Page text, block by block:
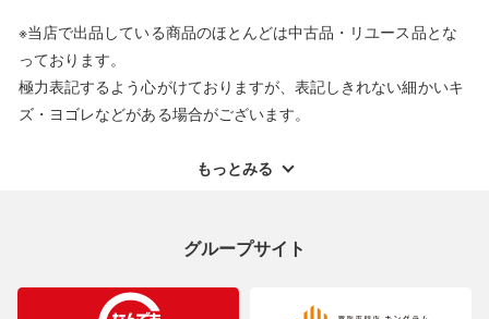
返品・交換について
※当店で出品している商品のほとんどは中古品・リユース品とな
っております。
極力表記するよう心がけておりますが、表記しきれない細かいキ
ズ・ヨゴレなどがある場合がございます。
ご理解くださいますようお願い申し上げます。
合がございますのでご了承ください。
もっとみる
グループサイト